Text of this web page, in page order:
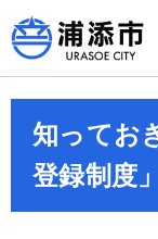
知ってお
登録制度